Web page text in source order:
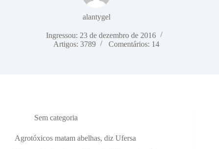
alantygel
Ingressou: 23 de dezembro de 2016
Artigos: 3789
Comentários: 14
Sem categoria
Agrotóxicos matam abelhas, diz Ufersa